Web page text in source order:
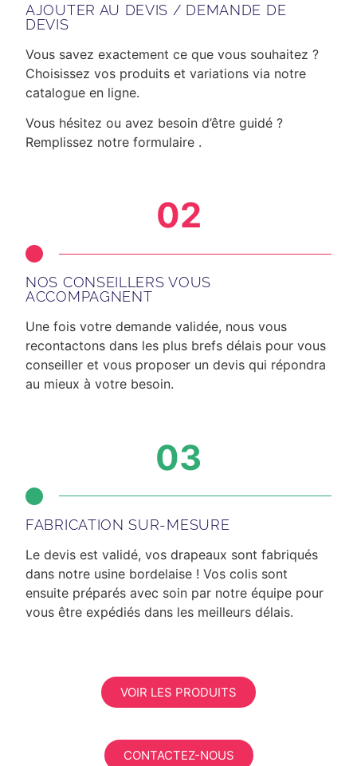
AJOUTER AU DEVIS / DEMANDE DE
DEVIS
Vous savez exactement ce que vous souhaitez ?
Choisissez vos produits et variations via notre
catalogue en ligne.
Vous hésitez ou avez besoin d’être guidé ?
Remplissez notre formulaire .
02
NOS CONSEILLERS VOUS
ACCOMPAGNENT
Une fois votre demande validée, nous vous
recontactons dans les plus brefs délais pour vous
conseiller et vous proposer un devis qui répondra
au mieux à votre besoin.
03
FABRICATION SUR-MESURE
Le devis est validé, vos drapeaux sont fabriqués
dans notre usine bordelaise ! Vos colis sont
ensuite préparés avec soin par notre équipe pour
vous être expédiés dans les meilleurs délais.
VOIR LES PRODUITS
CONTACTEZ-NOUS